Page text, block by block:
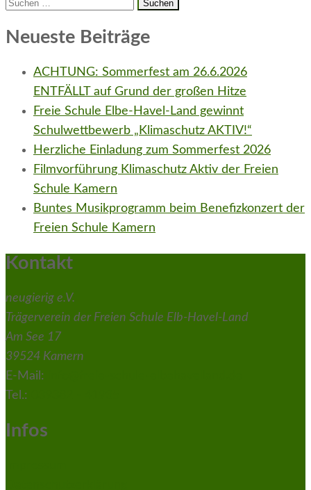
Neueste Beiträge
ACHTUNG: Sommerfest am 26.6.2026
ENTFÄLLT auf Grund der großen Hitze
Freie Schule Elbe-Havel-Land gewinnt
Schulwettbewerb „Klimaschutz AKTIV!“
Herzliche Einladung zum Sommerfest 2026
Filmvorführung Klimaschutz Aktiv der Freien
Schule Kamern
Buntes Musikprogramm beim Benefizkonzert der
Freien Schule Kamern
Kontakt
neugierig e.V.
Trägerverein der Freien Schule Elb-Havel-Land
Am See 17
39524 Kamern
E-Mail:
Tel.:
Infos